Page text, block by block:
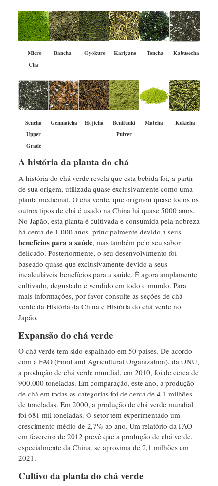
Micro
Cha
Bancha Gyokuro Karigane Tencha Kabusecha
Sencha
Upper
Grade
Genmaicha Hojicha
Benifuuki
Pulver
Matcha Kukicha
A história da planta do chá
A história do chá verde revela que esta bebida foi, a partir
de sua origem, utilizada quase exclusivamente como uma
planta medicinal. O chá verde, que originou quase todos os
outros tipos de chá é usado na China há quase 5000 anos.
No Japão, esta planta é cultivada e consumida pela nobreza
há cerca de 1.000 anos, principalmente devido a seus
benefícios para a saúde, mas também pelo seu sabor
delicado. Posteriormente, o seu desenvolvimento foi
baseado quase que exclusivamente devido a seus
incalculáveis benefícios para a saúde. É agora amplamente
cultivado, degustado e vendido em todo o mundo. Para
mais informações, por favor consulte as seções de chá
verde da História da China e História do chá verde no
Japão.
Expansão do chá verde
O chá verde tem sido espalhado em 50 países. De acordo
com a FAO (Food and Agricultural Organization), da ONU,
a produção de chá verde mundial, em 2010, foi de cerca de
900.000 toneladas. Em comparação, este ano, a produção
de chá em todas as categorias foi de cerca de 4,1 milhões
de toneladas. Em 2000, a produção de chá verde mundial
foi 681 mil toneladas. O setor tem experimentado um
crescimento médio de 2,7% ao ano. Um relatório da FAO
em fevereiro de 2012 prevê que a produção de chá verde,
especialmente da China, se aproxima de 2,1 milhões em
2021.
Cultivo da planta do chá verde